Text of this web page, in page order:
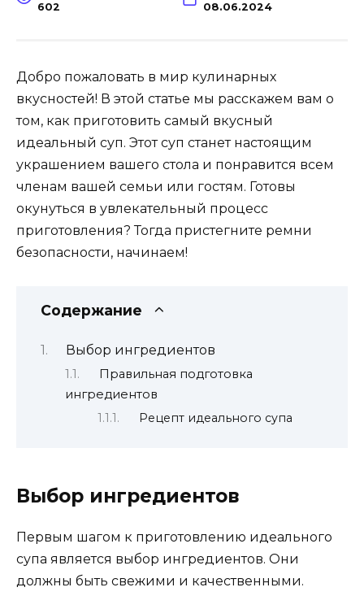
602 08.06.2024
Добро пожаловать в мир кулинарных
вкусностей! В этой статье мы расскажем вам о
том, как приготовить самый вкусный
идеальный суп. Этот суп станет настоящим
украшением вашего стола и понравится всем
членам вашей семьи или гостям. Готовы
окунуться в увлекательный процесс
приготовления? Тогда пристегните ремни
безопасности, начинаем!
Содержание
Выбор ингредиентов
Правильная подготовка
ингредиентов
Рецепт идеального супа
Выбор ингредиентов
Первым шагом к приготовлению идеального
супа является выбор ингредиентов. Они
должны быть свежими и качественными.